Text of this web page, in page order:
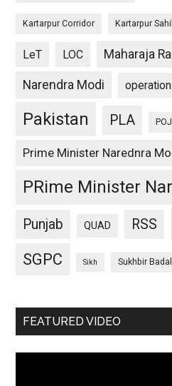
Kartarpur Corridor Kartarpur
LeT LOC Maharaja
Narendra Modi
Pakistan PLA
Prime Minister Narednra
PRime Minister
Punjab QUAD RSS
SGPC Sikh Sukhbir Badal
FEATURED VIDEO